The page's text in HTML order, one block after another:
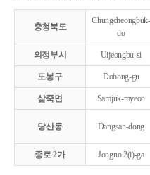
충청북도
Chungcheongbuk-
do
의정부시 Uijeongbu-si
도봉구 Dobong-gu
삼죽면 Samjuk-myeon
당산동 Dangsan-dong
종로 2가 Jongno 2(i)-ga